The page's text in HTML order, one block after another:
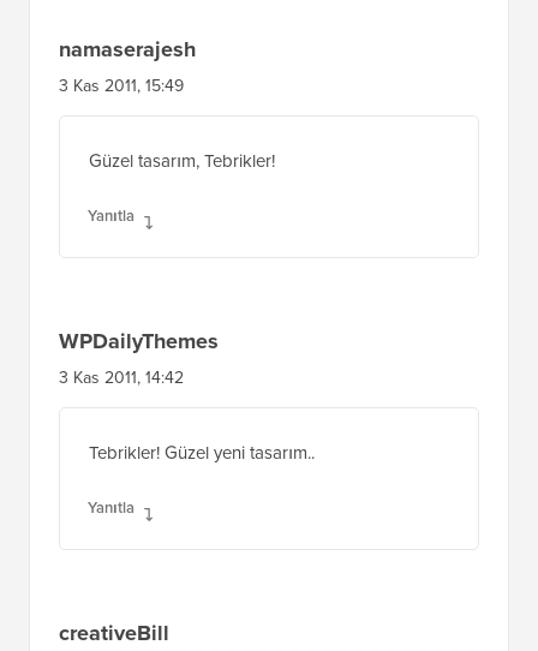
namaserajesh
3 Kas 2011, 15:49
Güzel tasarım, Tebrikler!
Yanıtla
WPDailyThemes
3 Kas 2011, 14:42
Tebrikler! Güzel yeni tasarım..
Yanıtla
creativeBill